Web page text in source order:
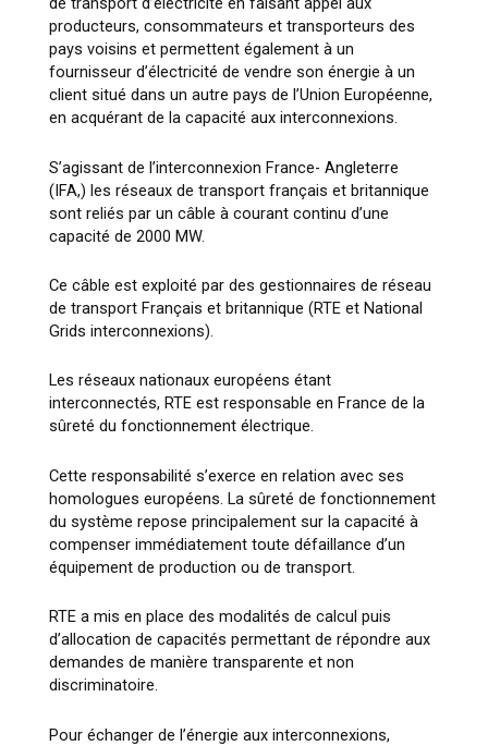
producteurs, consommateurs et transporteurs des
pays voisins et permettent également à un
fournisseur d’électricité de vendre son énergie à un
client situé dans un autre pays de l’Union Européenne,
en acquérant de la capacité aux interconnexions.
S’agissant de l’interconnexion France- Angleterre
(IFA,) les réseaux de transport français et britannique
sont reliés par un câble à courant continu d’une
capacité de 2000 MW.
Ce câble est exploité par des gestionnaires de réseau
de transport Français et britannique (RTE et National
Grids interconnexions).
Les réseaux nationaux européens étant
interconnectés, RTE est responsable en France de la
sûreté du fonctionnement électrique.
Cette responsabilité s’exerce en relation avec ses
homologues européens. La sûreté de fonctionnement
du système repose principalement sur la capacité à
compenser immédiatement toute défaillance d’un
équipement de production ou de transport.
RTE a mis en place des modalités de calcul puis
d’allocation de capacités permettant de répondre aux
demandes de manière transparente et non
discriminatoire.
Pour échanger de l’énergie aux interconnexions,